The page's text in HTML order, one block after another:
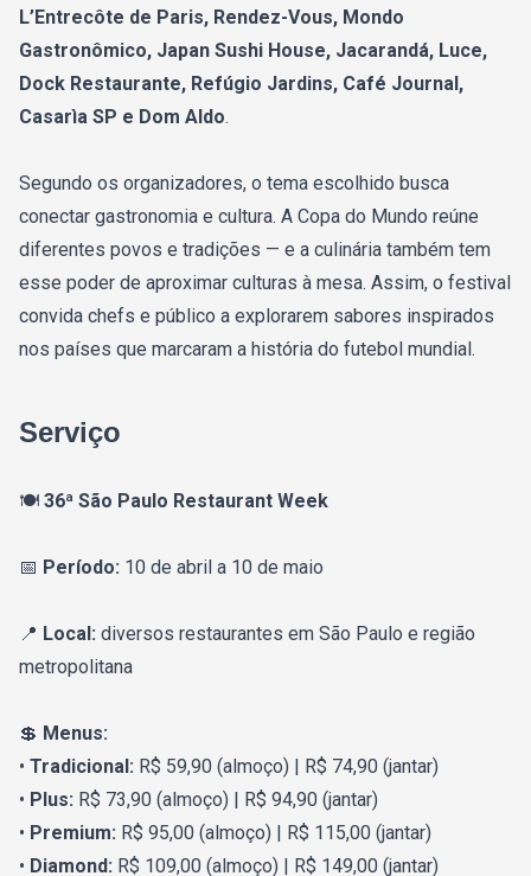
L’Entrecôte de Paris, Rendez-Vous, Mondo
Gastronômico, Japan Sushi House, Jacarandá, Luce,
Dock Restaurante, Refúgio Jardins, Café Journal,
Casarìa SP e Dom Aldo.
Segundo os organizadores, o tema escolhido busca
conectar gastronomia e cultura. A Copa do Mundo reúne
diferentes povos e tradições — e a culinária também tem
esse poder de aproximar culturas à mesa. Assim, o festival
convida chefs e público a explorarem sabores inspirados
nos países que marcaram a história do futebol mundial.
Serviço
🍽️ 36ª São Paulo Restaurant Week
📅 Período: 10 de abril a 10 de maio
📍 Local: diversos restaurantes em São Paulo e região
metropolitana
💲 Menus:
• Tradicional: R$ 59,90 (almoço) | R$ 74,90 (jantar)
• Plus: R$ 73,90 (almoço) | R$ 94,90 (jantar)
• Premium: R$ 95,00 (almoço) | R$ 115,00 (jantar)
• Diamond: R$ 109,00 (almoço) | R$ 149,00 (jantar)